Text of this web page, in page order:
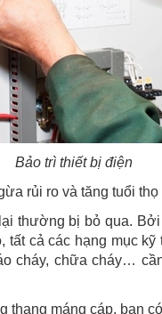
Bảo trì thiết bị điện
rủi ro và tăng tuổi thọ
thường bị bỏ qua.
cả các hạng mục
cháy, chữa cháy…
thang máng cáp, bạn